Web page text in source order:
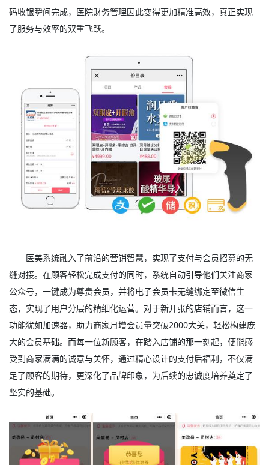
码收银瞬间完成，医院财务管理因此变得更加精准高效，真正实现
了服务与效率的双重飞跃。
医美系统融入了前沿的营销智慧，实现了支付与会员招募的无
缝对接。在顾客轻松完成支付的同时，系统自动引导他们关注商家
公众号，一键成为尊贵会员，并将电子会员卡无缝绑定至微信生
态，实现了用户分层的精细化运营。对于新开张的店铺而言，这一
功能犹如加速器，助力商家月增会员量突破2000大关，轻松构建庞
大的会员基础。而每一位新顾客，在踏入店铺的那一刻起，便能感
受到商家满满的诚意与关怀，通过精心设计的支付后福利，不仅满
足了顾客的期待，更深化了品牌印象，为后续的忠诚度培养奠定了
坚实的基础。